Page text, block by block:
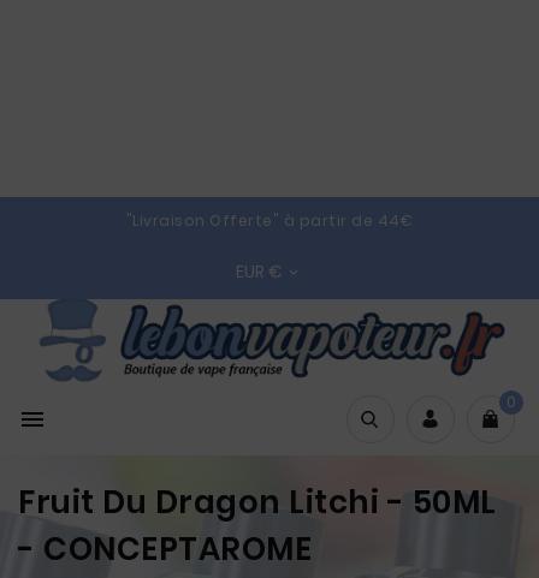
"Livraison Offerte" à partir de 44€
EUR € 

0
Fruit Du Dragon Litchi - 50ML
- CONCEPTAROME